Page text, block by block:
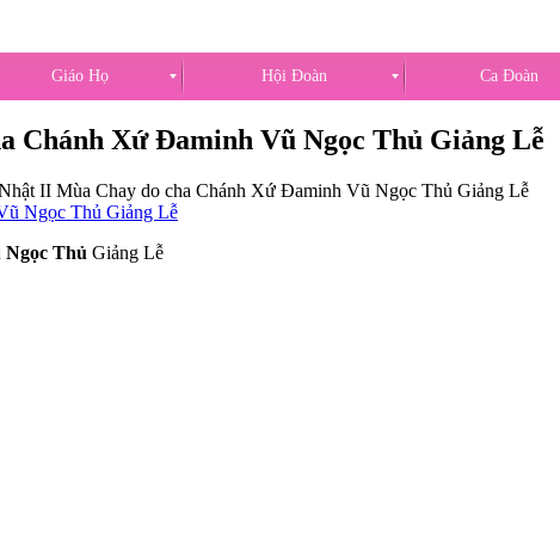
Giáo Họ Hội Đoàn Ca Đoàn
Chánh Xứ Đaminh Vũ Ngọc Thủ Giảng Lễ
II Mùa Chay do cha Chánh Xứ Đaminh Vũ Ngọc Thủ Giảng Lễ
Ngọc Thủ Giảng Lễ